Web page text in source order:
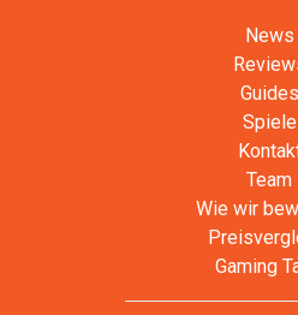
News
Guides
Spiele
Team
Wie wir
Gaming